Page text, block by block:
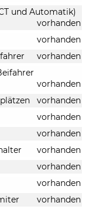
und Automatik)
vorhanden
vorhanden
vorhanden
vorhanden
vorhanden
vorhanden
vorhanden
vorhanden
vorhanden
vorhanden
vorhanden